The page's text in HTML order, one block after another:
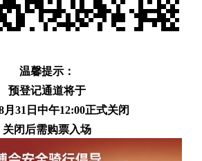
温馨提示：
预登记通道将于
月31日中午12:00正式关闭
关闭后需购票入场